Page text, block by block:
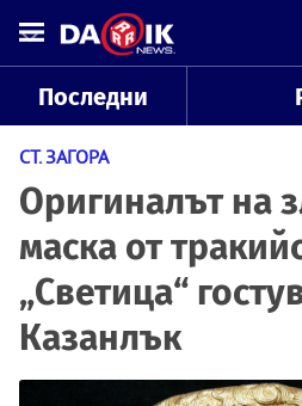
Последни
СТ. ЗАГОРА
Оригиналът на
маска от
„Светица“
Казанлък